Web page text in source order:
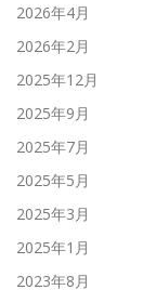
2026年4月
2026年2月
2025年12月
2025年9月
2025年7月
2025年5月
2025年3月
2025年1月
2023年8月